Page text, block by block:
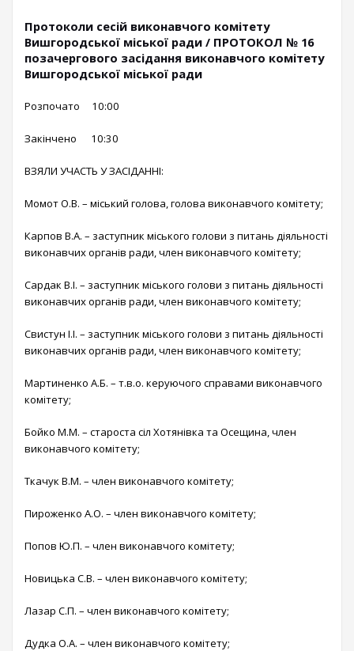
Протоколи сесій виконавчого комітету
Вишгородської міської ради / ПРОТОКОЛ № 16
позачергового засідання виконавчого комітету
Вишгородської міської ради
Розпочато 10:00
Закінчено 10:30
ВЗЯЛИ УЧАСТЬ У ЗАСІДАННІ:
Момот О.В. – міський голова, голова виконавчого комітету;
Карпов В.А. – заступник міського голови з питань діяльності
виконавчих органів ради, член виконавчого комітету;
Сардак В.І. – заступник міського голови з питань діяльності
виконавчих органів ради, член виконавчого комітету;
Свистун І.І. – заступник міського голови з питань діяльності
виконавчих органів ради, член виконавчого комітету;
Мартиненко А.Б. – т.в.о. керуючого справами виконавчого
комітету;
Бойко М.М. – староста сіл Хотянівка та Осещина, член
виконавчого комітету;
Ткачук В.М. – член виконавчого комітету;
Пироженко А.О. – член виконавчого комітету;
Попов Ю.П. – член виконавчого комітету;
Новицька С.В. – член виконавчого комітету;
Лазар С.П. – член виконавчого комітету;
Дудка О.А. – член виконавчого комітету;